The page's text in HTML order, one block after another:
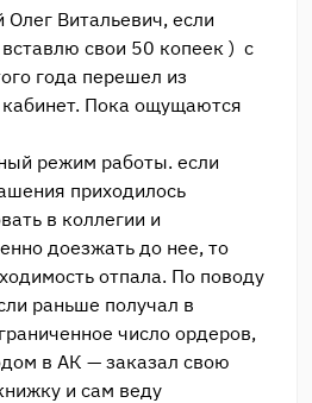
Витальевич, если
вставлю свои 50 копеек ) с
года перешел из
кабинет. Пока ощущаются
режим работы. если
приходилось
в коллегии и
доезжать до нее, то
отпала. По поводу
раньше получал в
число ордеров,
в АК — заказал свою
и сам веду